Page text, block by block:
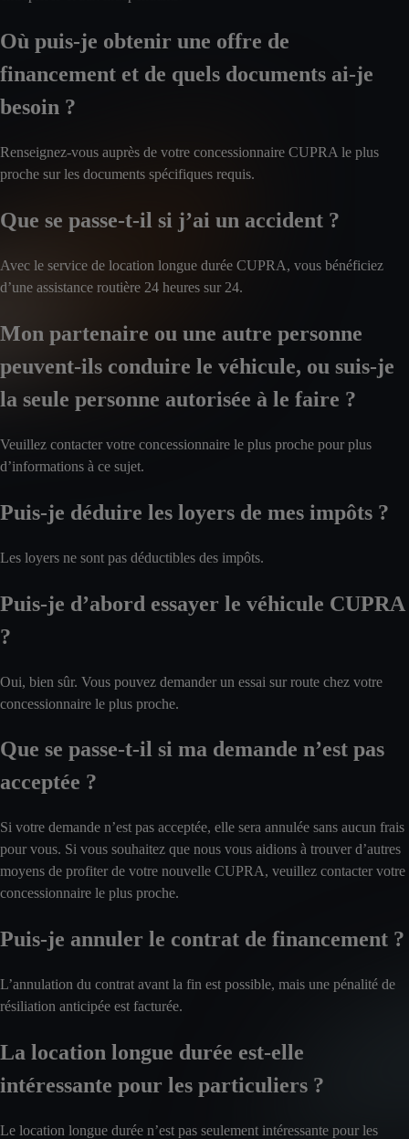
Où puis-je obtenir une offre de
financement et de quels documents ai-je
besoin ?
Renseignez-vous auprès de votre concessionnaire CUPRA le plus
proche sur les documents spécifiques requis.
Que se passe-t-il si j’ai un accident ?
Avec le service de location longue durée CUPRA, vous bénéficiez
d’une assistance routière 24 heures sur 24.
Mon partenaire ou une autre personne
peuvent-ils conduire le véhicule, ou suis-je
la seule personne autorisée à le faire ?
Veuillez contacter votre concessionnaire le plus proche pour plus
d’informations à ce sujet.
Puis-je déduire les loyers de mes impôts ?
Les loyers ne sont pas déductibles des impôts.
Puis-je d’abord essayer le véhicule CUPRA
?
Oui, bien sûr. Vous pouvez demander un essai sur route chez votre
concessionnaire le plus proche.
Que se passe-t-il si ma demande n’est pas
acceptée ?
Si votre demande n’est pas acceptée, elle sera annulée sans aucun frais
pour vous. Si vous souhaitez que nous vous aidions à trouver d’autres
moyens de profiter de votre nouvelle CUPRA, veuillez contacter votre
concessionnaire le plus proche.
Puis-je annuler le contrat de financement ?
L’annulation du contrat avant la fin est possible, mais une pénalité de
résiliation anticipée est facturée.
La location longue durée est-elle
intéressante pour les particuliers ?
Le location longue durée n’est pas seulement intéressante pour les